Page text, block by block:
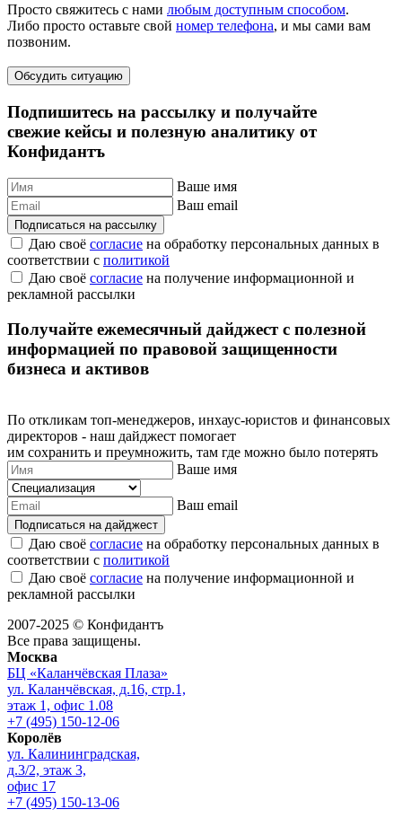
Просто свяжитесь с нами любым доступным способом.
Либо просто оставьте свой номер телефона, и мы сами вам
позвоним.
Обсудить ситуацию
Подпишитесь на рассылку и получайте
свежие кейсы и полезную аналитику от
Конфидантъ
Ваше имя
Ваш email
Подписаться на рассылку
Даю своё согласие на обработку персональных данных в
соответствии с политикой
Даю своё согласие на получение информационной и
рекламной рассылки
Получайте ежемесячный дайджест с полезной
информацией по правовой защищенности
бизнеса и активов
По откликам топ-менеджеров, инхаус-юристов и финансовых
директоров - наш дайджест помогает
им сохранить и преумножить, там где можно было потерять
Ваше имя
Ваш email
Подписаться на дайджест
Даю своё согласие на обработку персональных данных в
соответствии с политикой
Даю своё согласие на получение информационной и
рекламной рассылки
2007-2025 © Конфидантъ
Все права защищены.
Москва
БЦ «Каланчёвская Плаза»
ул. Каланчёвская, д.16, стр.1,
этаж 1, офис 1.08
+7 (495) 150-12-06
Королёв
ул. Калининградская,
д.3/2, этаж 3,
офис 17
+7 (495) 150-13-06